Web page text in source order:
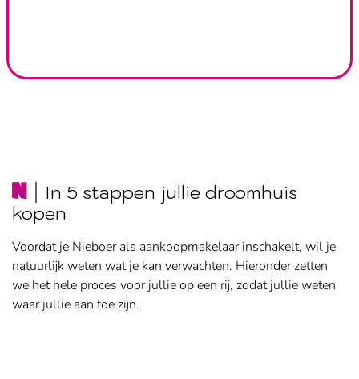
In 5 stappen jullie droomhuis
kopen
Voordat je Nieboer als aankoopmakelaar inschakelt, wil je
natuurlijk weten wat je kan verwachten. Hieronder zetten
we het hele proces voor jullie op een rij, zodat jullie weten
waar jullie aan toe zijn.